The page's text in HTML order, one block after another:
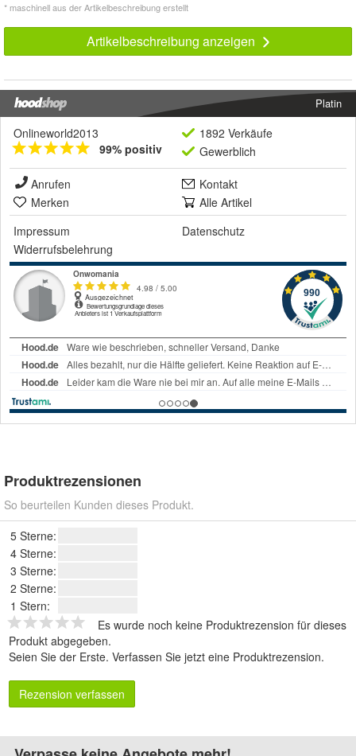
* maschinell aus der Artikelbeschreibung erstellt
Artikelbeschreibung anzeigen
Platin
Onlineworld2013
99% positiv
1892 Verkäufe
Gewerblich
Anrufen
Kontakt
Merken
Alle Artikel
Impressum
Datenschutz
Widerrufsbelehrung
Produktrezensionen
So beurteilen Kunden dieses Produkt.
5 Sterne:
4 Sterne:
3 Sterne:
2 Sterne:
1 Stern:
Es wurde noch keine Produktrezension für dieses
Produkt abgegeben.
Seien Sie der Erste. Verfassen Sie jetzt eine Produktrezension.
Rezension verfassen